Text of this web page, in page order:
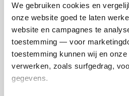
We gebruiken cookies en
onze website goed te laten
website en campagnes te
toestemming — voor
toestemming kunnen wij en
verwerken, zoals surfgedrag,
gegevens.
Zeenat's